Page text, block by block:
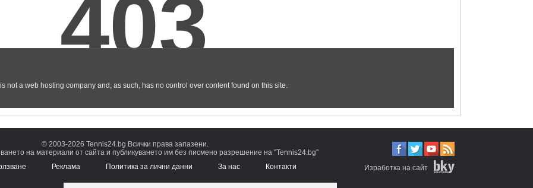
© 2003-2026 Tennis24.bg Всички права запазени.
на материали от сайта и публикуването им без писмено разрешение на "Tennis24.bg"
Реклама Политика за лични данни За нас Контакти Изработка на сайт